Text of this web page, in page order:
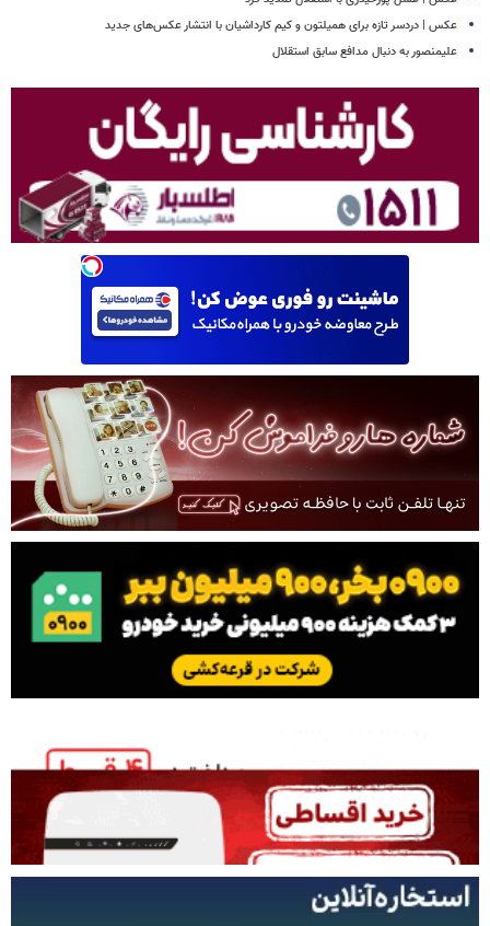
عکس | دردسر تازه برای همیلتون و کیم کارداشیان با انتشار عکس‌های جدید
علیمنصور به دنبال مدافع سابق استقلال